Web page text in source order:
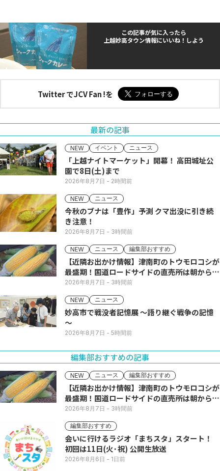
この記事が気に入ったら
上越妙高タウン情報にいいね！しよう
Twitter でJCV Fan !を
最新の記事
NEW イベント ニュース
「上越ナイトマーケット」開幕！ 高田城址公
園で8日(土)まで
2026年8月7日 - 2時間前
NEW ニュース
今秋のブナは「豊作」予測 クマ出没に引き続
き注意！
2026年8月7日 - 3時間前
NEW ニュース 編集部おすすめ
【近隣お出かけ情報】津南町のトウモロコシが
最盛期！国道ロードサイドの直売所は朝から長
い列
2026年8月7日 - 3時間前
NEW ニュース
妙高市で戦没者記憶展 ～語り継ぐ戦争の記憶
～
2026年8月7日 - 5時間前
編集部おすすめの記事
NEW ニュース 編集部おすすめ
【近隣お出かけ情報】津南町のトウモロコシが
最盛期！国道ロードサイドの直売所は朝から長
い列
2026年8月7日 - 3時間前
編集部おすすめ
会いに行けるラジオ「まちスタ」スタート！
初回は11日(火･祝) 公開生放送
2026年8月6日 - 1日前